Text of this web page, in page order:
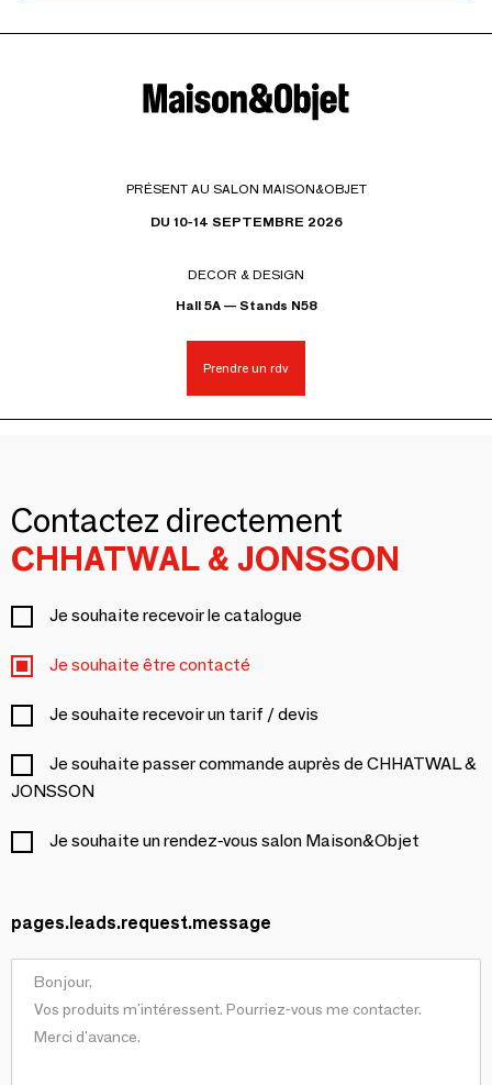
PRÉSENT AU SALON MAISON&OBJET
DU 10-14 SEPTEMBRE 2026
DECOR & DESIGN
Hall 5A — Stands N58
Prendre un rdv
Contactez directement
CHHATWAL & JONSSON
Je souhaite recevoir le catalogue
Je souhaite être contacté
Je souhaite recevoir un tarif / devis
Je souhaite passer commande auprès de CHHATWAL &
JONSSON
Je souhaite un rendez-vous salon Maison&Objet
pages.leads.request.message